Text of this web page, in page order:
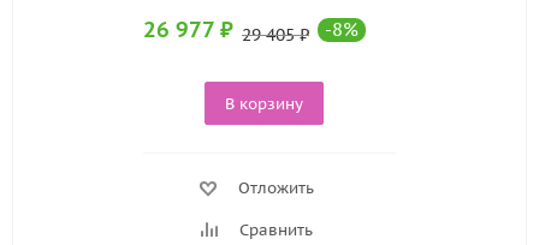
26 977 ₽ 29 405₽ -8%
В корзину
Отложить
Сравнить